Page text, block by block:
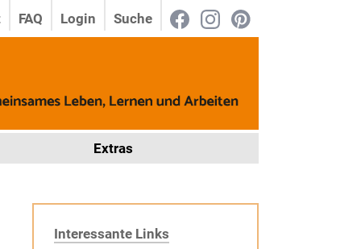
Suche
Login
FAQ
Extras
Interessante Links